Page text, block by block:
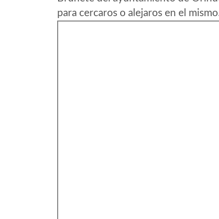
para cercaros o alejaros en el